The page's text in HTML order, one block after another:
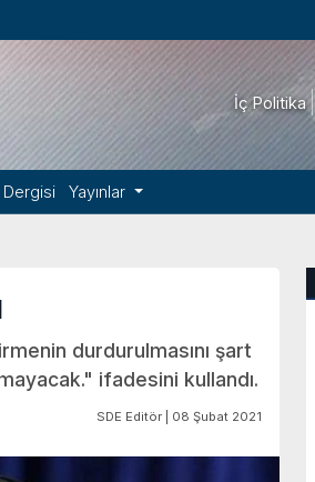
İç Politika
Dergisi Yayınlar
durdurulmasını şart
ifadesini kullandı.
SDE Editör | 08 Şubat 2021